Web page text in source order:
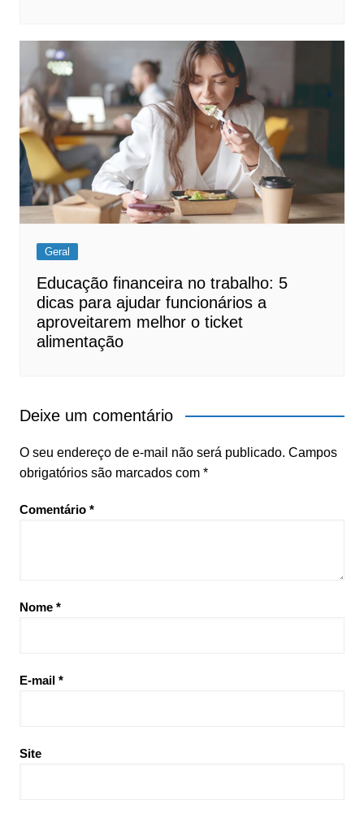
Geral
Educação financeira no trabalho: 5
dicas para ajudar funcionários a
aproveitarem melhor o ticket
alimentação
Deixe um comentário
O seu endereço de e-mail não será publicado. Campos
obrigatórios são marcados com *
Comentário *
Nome *
E-mail *
Site